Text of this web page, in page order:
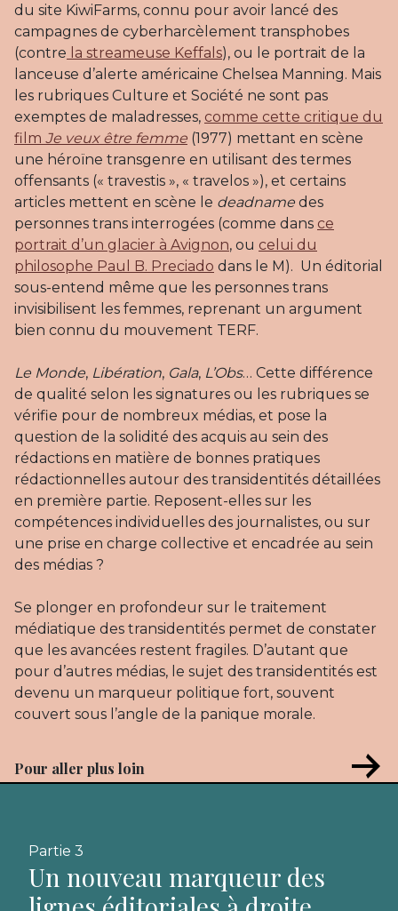
du site KiwiFarms, connu pour avoir lancé des
campagnes de cyberharcèlement transphobes
(contre la streameuse Keffals), ou le portrait de la
lanceuse d’alerte américaine Chelsea Manning. Mais
les rubriques Culture et Société ne sont pas
exemptes de maladresses, comme cette critique du
film Je veux être femme (1977) mettant en scène
une héroïne transgenre en utilisant des termes
offensants (« travestis », « travelos »), et certains
articles mettent en scène le deadname des
personnes trans interrogées (comme dans ce
portrait d’un glacier à Avignon, ou celui du
philosophe Paul B. Preciado dans le M). Un éditorial
sous-entend même que les personnes trans
invisibilisent les femmes, reprenant un argument
bien connu du mouvement TERF.
Le Monde, Libération, Gala, L’Obs… Cette différence
de qualité selon les signatures ou les rubriques se
vérifie pour de nombreux médias, et pose la
question de la solidité des acquis au sein des
rédactions en matière de bonnes pratiques
rédactionnelles autour des transidentités détaillées
en première partie. Reposent-elles sur les
compétences individuelles des journalistes, ou sur
une prise en charge collective et encadrée au sein
des médias ?
Se plonger en profondeur sur le traitement
médiatique des transidentités permet de constater
que les avancées restent fragiles. D’autant que
pour d’autres médias, le sujet des transidentités est
devenu un marqueur politique fort, souvent
couvert sous l’angle de la panique morale.
Pour aller plus loin
Partie 3
Un nouveau marqueur des